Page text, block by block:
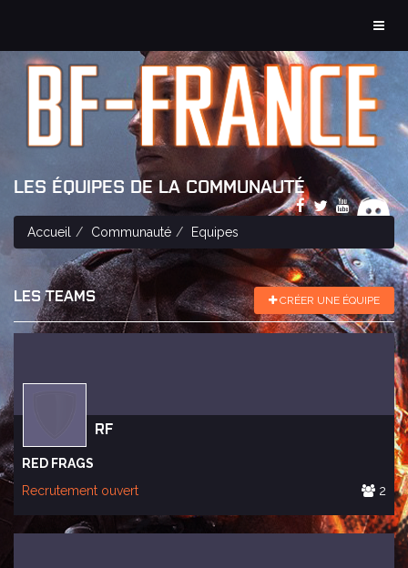
MENU
LES ÉQUIPES DE LA COMMUNAUTÉ
Accueil Communauté Equipes
LES TEAMS CRÉER UNE ÉQUIPE
RF
RED FRAGS
Recrutement ouvert
2